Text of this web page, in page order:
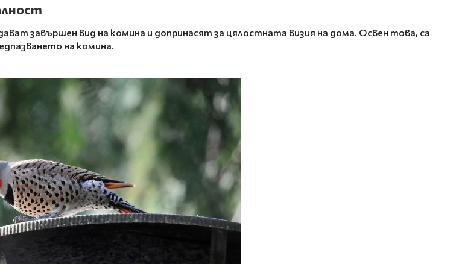
завършен вид на комина и допринасят за цялостната визия на дома. Освен това, са
на комина.